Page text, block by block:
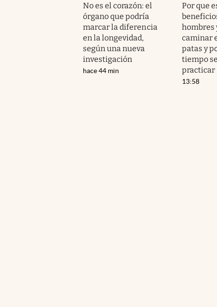
No es el corazón: el
órgano que podría
marcar la diferencia
en la longevidad,
según una nueva
investigación
hace 44 min
Por que
hombres
caminar
patas y
tiempo
practicar
13:58